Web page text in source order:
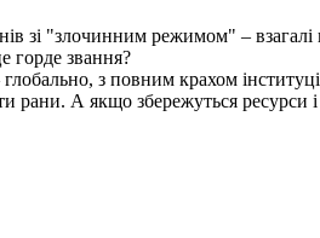
зі "злочинним режимом" –
горде звання?
з повним крахом
рани. А якщо збережуться ресурси